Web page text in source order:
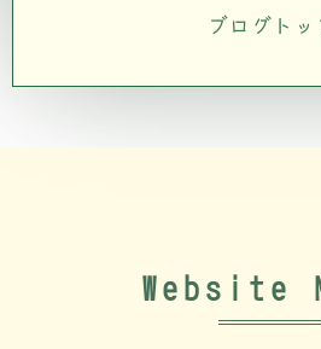
ブログトッ
Website